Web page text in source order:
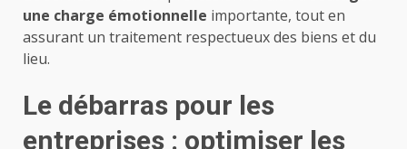
une charge émotionnelle importante, tout en
assurant un traitement respectueux des biens et du
lieu.
Le débarras pour les
entreprises : optimiser les